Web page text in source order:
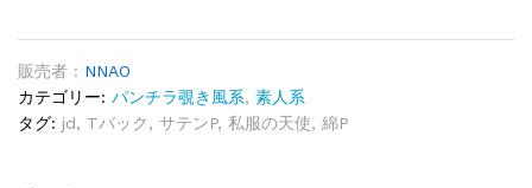
Vol.45「T
バ
ッ
ク・
販売者 : NNAO
カテゴリー: パンチラ覗き風系, 素人系
タグ: jd, Tバック, サテンP, 私服の天使, 綿P